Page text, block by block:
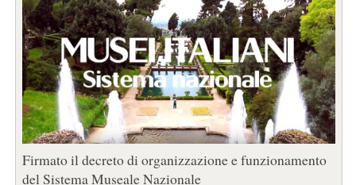
Firmato il decreto di organizzazione e funzionamento
del Sistema Museale Nazionale